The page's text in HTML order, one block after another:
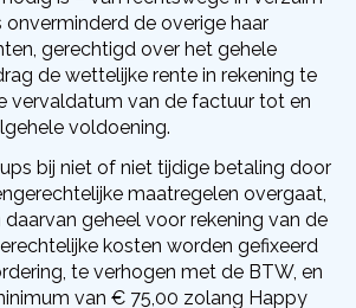
onverminderd de overige haar
gerechtigd over het gehele
de wettelijke rente in rekening te
vervaldatum van de factuur tot en
voldoening.
bij niet of niet tijdige betaling door
maatregelen overgaat,
geheel voor rekening van de
kosten worden gefixeerd
te verhogen met de BTW, en
van € 75,00 zolang Happy